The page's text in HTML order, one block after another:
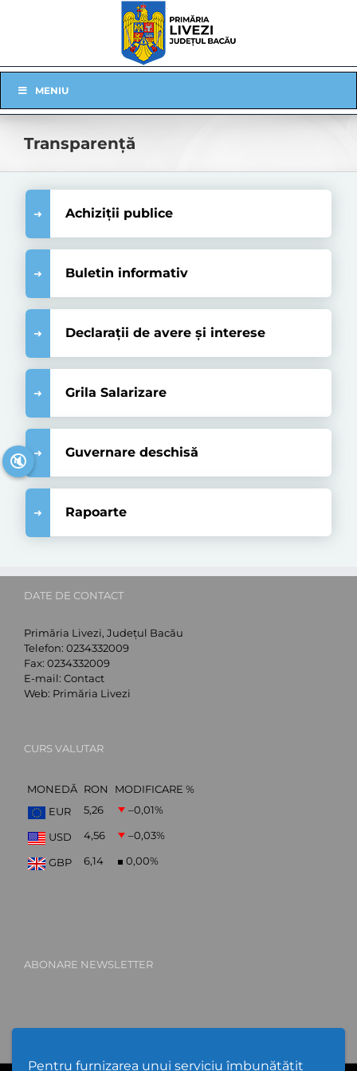
Pentru furnizarea unui serviciu îmbunătățit
Navigation
MENIU
Transparență
Achiziții publice
Buletin informativ
Declarații de avere și interese
Grila Salarizare
Guvernare deschisă
Rapoarte
DATE DE CONTACT
Primăria Livezi, Județul Bacău
Telefon: 0234332009
Fax: 0234332009
E-mail: Contact
Web: Primăria Livezi
CURS VALUTAR
MONEDĂ RON
MODIFICARE %
EUR
5,26 –0,01%
USD 4,56 –0,03%
GBP 6,14 0,00%
ABONARE NEWSLETTER
🔇